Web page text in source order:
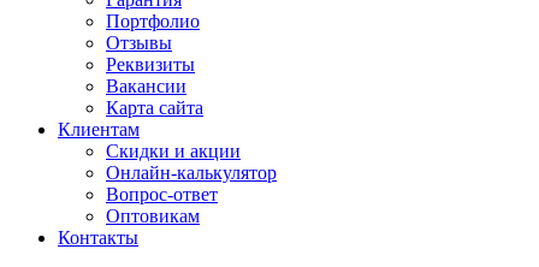
Портфолио
Отзывы
Реквизиты
Вакансии
Карта сайта
Клиентам
Скидки и акции
Онлайн-калькулятор
Вопрос-ответ
Оптовикам
Контакты